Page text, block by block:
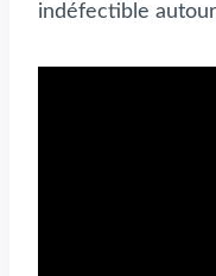
indéfectible